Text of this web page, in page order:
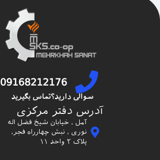
09168212176
سوالی دارید؟تماس بگیرید
آدرس دفتر مرکزی
آمل ، خیابان شیخ فضل اله
نوری ، نبش چهارراه فجر،
پلاک ۲ واحد ۱۱